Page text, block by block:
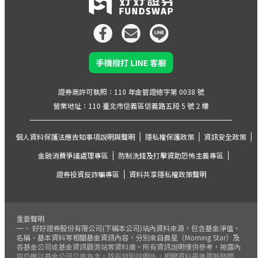
手機撥打 LINE 客服
證券商許可執照：110 年金管證總字第 0038 號
個人資料保護法應告知事項說明與聲明 隱私權保護政策
資訊安全政策
金融消費爭議處理專區
防制洗錢及打擊資助恐怖主義專區
證券投資反詐騙專區
資料共享隱私權政策聲明
營業地址：110 臺北市信義區信義路五段 5 號 2 樓
重要聲明
一、 好好證券股份有限公司(下稱本公司)站內資料來源，包含基金淨值、
名稱、基本資料等相關基金資訊內容，分別來自晨星（Morning Star）及
各基金公司或基金資訊觀測站等資料庫。所有資訊說明僅供參考，揭露內
容仍應以基金公司公告為主。除有特別註明外，相關資料最後更新時間